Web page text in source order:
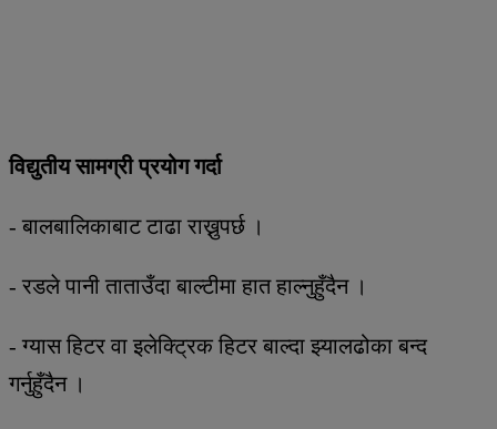
विद्युतीय सामग्री प्रयोग गर्दा
- बालबालिकाबाट टाढा राख्नुपर्छ ।
- रडले पानी ताताउँदा बाल्टीमा हात हाल्नुहुँदैन ।
- ग्यास हिटर वा इलेक्ट्रिक हिटर बाल्दा झ्यालढोका बन्द
गर्नुहुँदैन ।